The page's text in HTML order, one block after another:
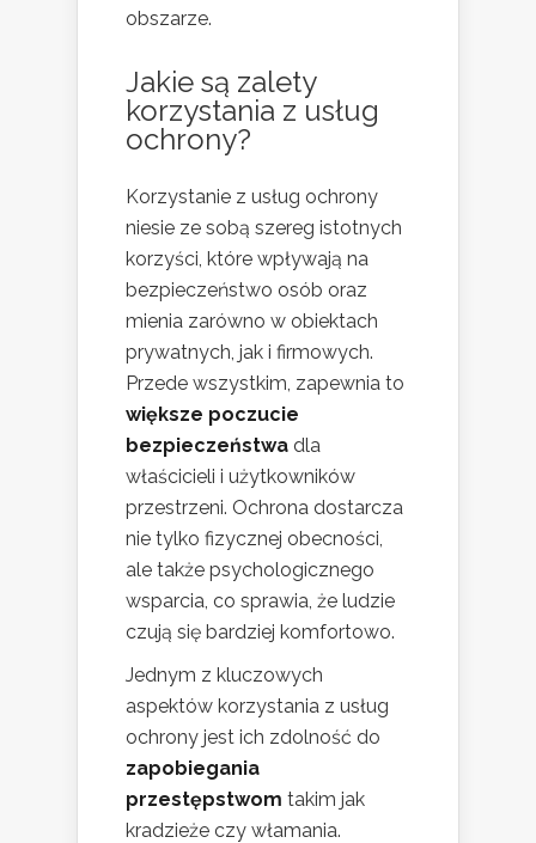
obszarze.
Jakie są zalety
korzystania z usług
ochrony?
Korzystanie z usług ochrony
niesie ze sobą szereg istotnych
korzyści, które wpływają na
bezpieczeństwo osób oraz
mienia zarówno w obiektach
prywatnych, jak i firmowych.
Przede wszystkim, zapewnia to
większe poczucie
bezpieczeństwa dla
właścicieli i użytkowników
przestrzeni. Ochrona dostarcza
nie tylko fizycznej obecności,
ale także psychologicznego
wsparcia, co sprawia, że ludzie
czują się bardziej komfortowo.
Jednym z kluczowych
aspektów korzystania z usług
ochrony jest ich zdolność do
zapobiegania
przestępstwom takim jak
kradzieże czy włamania.